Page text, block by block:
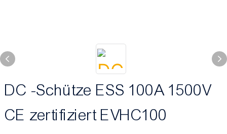
DC -Schütze ESS 100A 1500V
CE zertifiziert EVHC100